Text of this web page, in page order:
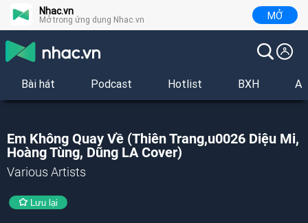
Nhac.vn
Mở trong ứng dụng Nhac.vn MỞ
Bài hát Podcast Hotlist BXH
Em Không Quay Về (Thiên Trang,u0026 Diệu Mi,
Hoàng Tùng, Dũng LA Cover)
Various Artists
Lưu lại